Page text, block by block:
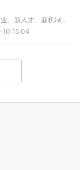
、新人才、新机制，